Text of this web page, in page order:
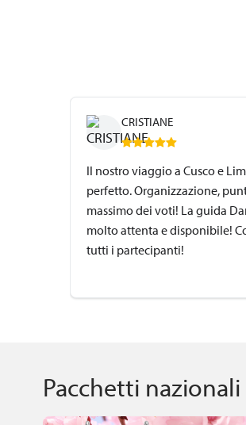
CRISTIANE
Il nostro viaggio a Cusco e
perfetto. Organizzazione,
massimo dei voti! La guida
molto attenta e disponibile!
tutti i partecipanti!
Pacchetti nazionali